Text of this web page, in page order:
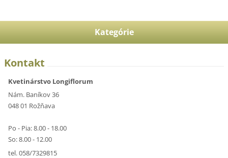
Kategórie
Kontakt
Kvetinárstvo Longiflorum
Nám. Baníkov 36
048 01 Rožňava
Po - Pia: 8.00 - 18.00
So: 8.00 - 12.00
tel. 058/7329815